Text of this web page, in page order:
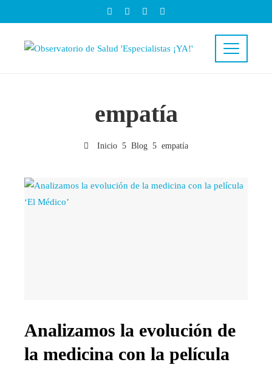
empatía
Inicio Blog empatía
Analizamos la evolución de
la medicina con la película